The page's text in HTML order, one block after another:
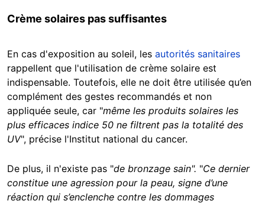
Crème solaires pas suffisantes
En cas d'exposition au soleil, les autorités sanitaires
rappellent que l'utilisation de crème solaire est
indispensable. Toutefois, elle ne doit être utilisée qu’en
complément des gestes recommandés et non
appliquée seule, car "même les produits solaires les
plus efficaces indice 50 ne filtrent pas la totalité des
UV", précise l'Institut national du cancer.
De plus, il n'existe pas "de bronzage sain". "Ce dernier
constitue une agression pour la peau, signe d’une
réaction qui s’enclenche contre les dommages